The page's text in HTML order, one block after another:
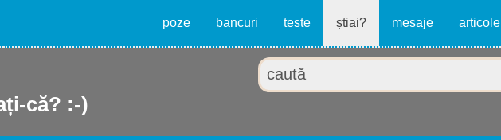
poze bancuri teste știai? mesaje articole
că? :-)